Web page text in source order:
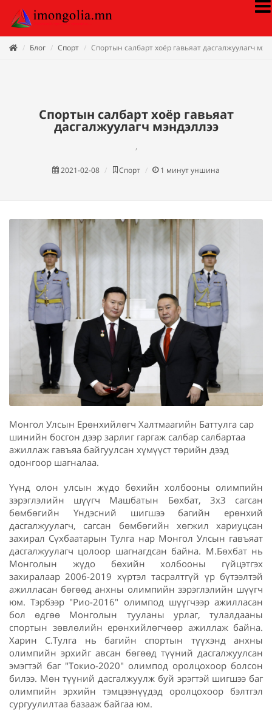
Блог Спорт Спортын салбарт хоёр гавьяат дасгалжуулагч
Спортын салбарт хоёр гавьяат
дасгалжуулагч мэндэллээ
,
2021-02-08 Спорт 1 минут уншина
Монгол Улсын Ерөнхийлөгч Халтмаагийн Баттулга сар
шинийн босгон дээр зарлиг гаргаж салбар салбартаа
ажиллаж гавъяа байгуулсан хүмүүст төрийн дээд
одонгоор шагналаа.
Үүнд олон улсын жүдо бөхийн холбооны олимпийн
зэрэглэлийн шүүгч Машбатын Бөхбат, 3x3 сагсан
бөмбөгийн Үндэсний шигшээ багийн ерөнхий
дасгалжуулагч, сагсан бөмбөгийн хөгжил хариуцсан
захирал Сүхбаатарын Тулга нар Монгол Улсын гавъяат
дасгалжуулагч цолоор шагнагдсан байна. М.Бөхбат нь
Монголын жүдо бөхийн холбооны гүйцэтгэх
захиралаар 2006-2019 хүртэл тасралтгүй үр бүтээлтэй
ажилласан бөгөөд анхны олимпийн зэрэглэлийн шүүгч
юм. Тэрбээр "Рио-2016" олимпод шүүгчээр ажилласан
бол өдгөө Монголын тууланы урлаг, тулалдааны
спортын зөвлөлийн ерөнхийлөгчөөр ажиллаж байна.
Харин С.Тулга нь багийн спортын түүхэнд анхны
олимпийн эрхийг авсан бөгөөд түүний дасгалжуулсан
эмэгтэй баг "Токио-2020" олимпод оролцохоор болсон
билээ. Мөн түүний дасгалжуулж буй эрэгтэй шигшээ баг
олимпийн эрхийн тэмцээнүүдэд оролцохоор бэлтгэл
сургуулилтаа базааж байгаа юм.